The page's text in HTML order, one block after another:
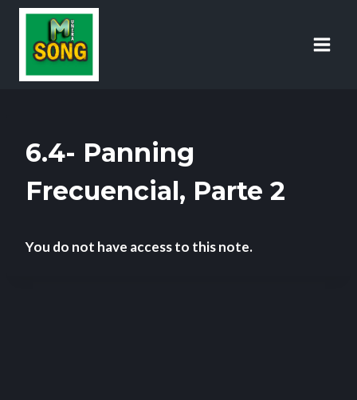
6.4- Panning
Frecuencial, Parte 2
You do not have access to this note.